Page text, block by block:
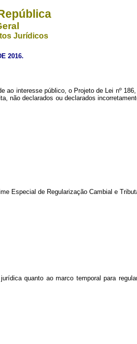
Jurídicos
2016.
ao interesse público, o Projeto de Lei nº
não declarados ou declarados
Especial de Regularização Cambial e
quanto ao marco temporal para